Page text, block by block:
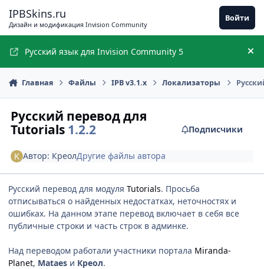
IPBSkins.ru
Дизайн и модификация Invision Community
Войти
Русский язык для Invision Community 5
Главная Файлы IPB v3.1.x Локализаторы
Русский перевод для
Tutorials 1.2.2 Подписчики
Автор: КреолДругие файлы автора
Русский перевод для модуля Tutorials. Просьба
отписываться о найденных недостатках, неточностях и
ошибках. На данном этапе перевод включает в себя все
публичные строки и часть строк в админке.
Над переводом работали участники портала Miranda-
Planet, Mataes и Креол.